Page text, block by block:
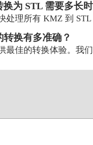
为 STL 需要多长
处理所有 KMZ 到
换有多准确？
最佳的转换体验。我